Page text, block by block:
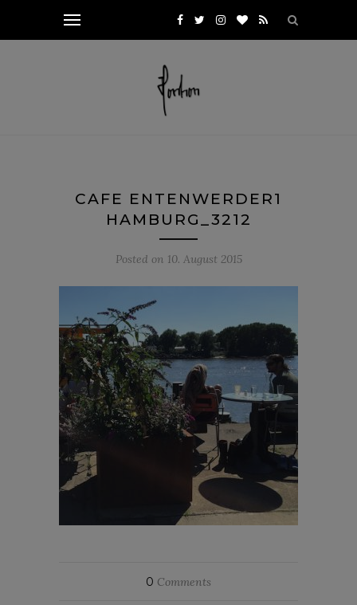
CAFE ENTENWERDER1
HAMBURG_3212
Posted on 10. August 2015
0 Comments